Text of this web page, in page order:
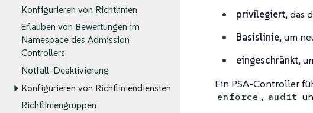
Konfigurieren von Richtlinien
Erlauben von Bewertungen im
Namespace des Admission
Controllers
Notfall-Deaktivierung
Konfigurieren von Richtliniendiensten
Richtliniengruppen
privilegiert, das
Basislinie, um
eingeschränkt,
Ein PSA-Controller
enforce , audit